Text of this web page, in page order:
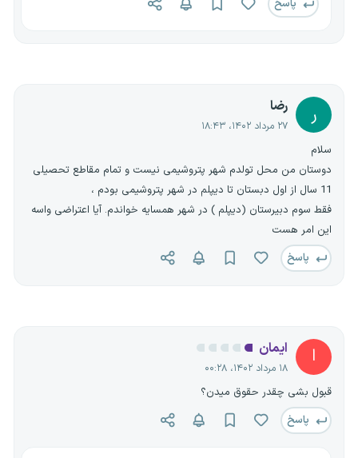
پاسخ
ر رضا
۲۷ مرداد ۱۴۰۲، ۱۸:۴۳
سلام
دوستان من محل تولدم شهر پتروشیمی نیست و تمام مقاطع تحصیلی
11 سال از اول دبستان تا دیپلم در شهر پتروشیمی بودم ،
فقط سوم دبیرستان (دیپلم ) در شهر همسایه خواندم. آیا اعتراضی واسه
این امر هست
پاسخ
ا ایمان
۱۸ مرداد ۱۴۰۲، ۰۰:۲۸
قبول بشی چقدر حقوق میدن؟
پاسخ